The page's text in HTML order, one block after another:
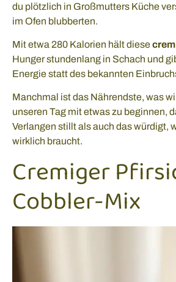
du plötzlich in Großmutters Küche
im Ofen blubberten.
Mit etwa 280 Kalorien hält diese
Hunger stundenlang in Schach und
Energie statt des bekannten
Manchmal ist das Nährendste, was
unseren Tag mit etwas zu beginnen,
Verlangen stillt als auch das würdigt,
wirklich braucht.
Cremiger
Cobbler-Mix